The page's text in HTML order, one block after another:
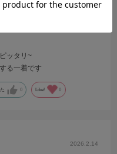
普段の服のサイズ: M
ッタリ~
る一着です
0 Like! 0
2026.2.14